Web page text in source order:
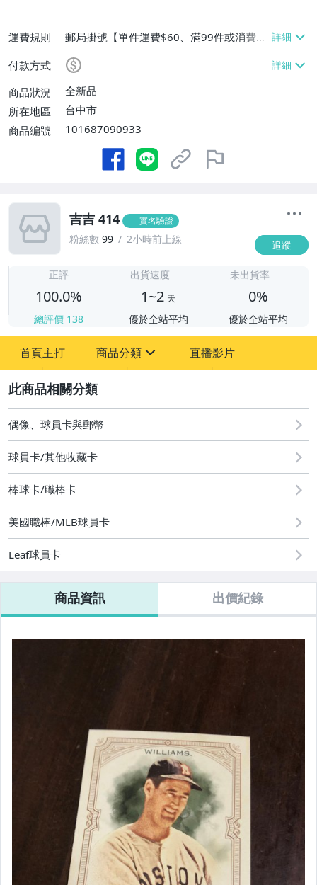
運費規則
郵局掛號【單件運費$60、滿99件或消費滿
$9999免運費】
付款方式
商品狀況
全新品
所在地區
台中市
商品編號
101687090933
吉吉 414 實名驗證
粉絲數 99 2小時前上線 追蹤
正評
100.0%
總評價 138
出貨速度
1~2 天
優於全站平均
未出貨率
0%
優於全站平均
首頁主打 商品分類
偶像、球員卡與郵幣
直播影片
偶像、球員卡與郵幣
球員卡/其他收藏卡
棒球卡/職棒卡
美國職棒/MLB球員卡
Leaf球員卡
商品資訊 出價紀錄